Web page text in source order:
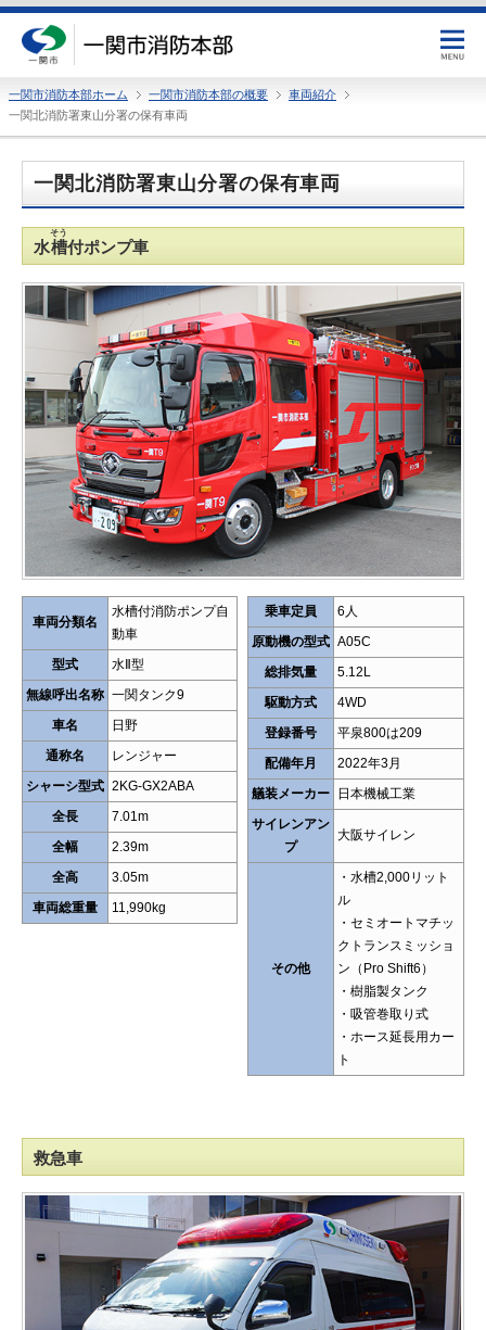
一関市消防本部ホーム 一関市消防本部の概要
車両紹介
一関北消防署東山分署の保有車両
一関北消防署東山分署の保有車両
水槽
そう
付ポンプ車
車両分類名
水槽付消防ポンプ自
動車
型式
水Ⅱ型
無線呼出名称 一関タンク9
車名
日野
通称名
レンジャー
シャーシ型式 2KG-GX2ABA
全長
7.01m
全幅
2.39m
全高
3.05m
車両総重量
11,990kg
乗車定員
6人
原動機の型式 A05C
総排気量
5.12L
駆動方式
4WD
登録番号
平泉800は209
配備年月
2022年3月
艤装メーカー
日本機械工業
サイレンアン
プ
大阪サイレン
その他
・水槽2,000リット
ル
・セミオートマチッ
クトランスミッショ
ン（Pro Shift6）
・樹脂製タンク
・吸管巻取り式
・ホース延長用カー
ト
救急車